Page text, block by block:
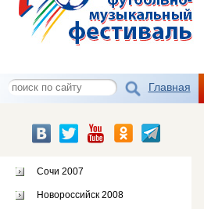
Главная
Сочи 2007
Новороссийск 2008